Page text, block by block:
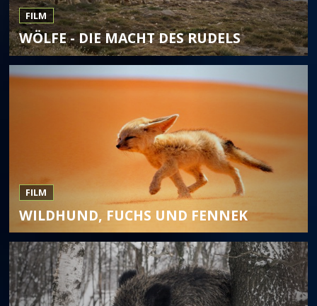
FILM
WÖLFE - DIE MACHT DES RUDELS
FILM
WILDHUND, FUCHS UND FENNEK